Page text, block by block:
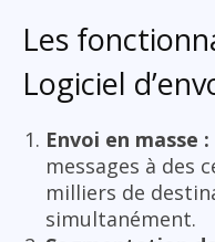
Les
Logiciel
Envoi en masse :
messages à des
milliers de
simultanément.